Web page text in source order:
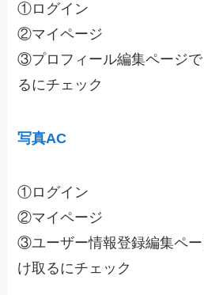
①ログイン
②マイページ
③プロフィール編集ページ
るにチェック
写真AC
①ログイン
②マイページ
③ユーザー情報登録編集ペ
け取るにチェック